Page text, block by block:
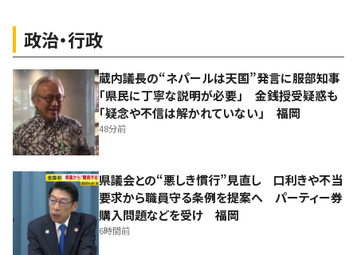
政治・行政
蔵内議長の“ネパールは天国”発言に服部知事
「県民に丁寧な説明が必要」 金銭授受疑惑も
「疑念や不信は解かれていない」 福岡
48分前
県議会との“悪しき慣行”見直し 口利きや不当
要求から職員守る条例を提案へ パーティー券
購入問題などを受け 福岡
6時間前